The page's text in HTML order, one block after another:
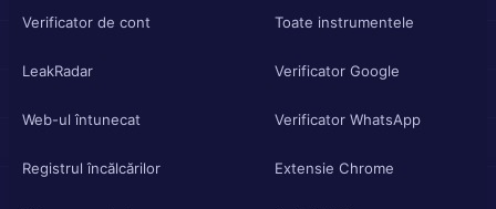
Verificator de cont
LeakRadar
Web-ul întunecat
Registrul încălcărilor
Toate instrumentele
Verificator Google
Verificator WhatsApp
Extensie Chrome